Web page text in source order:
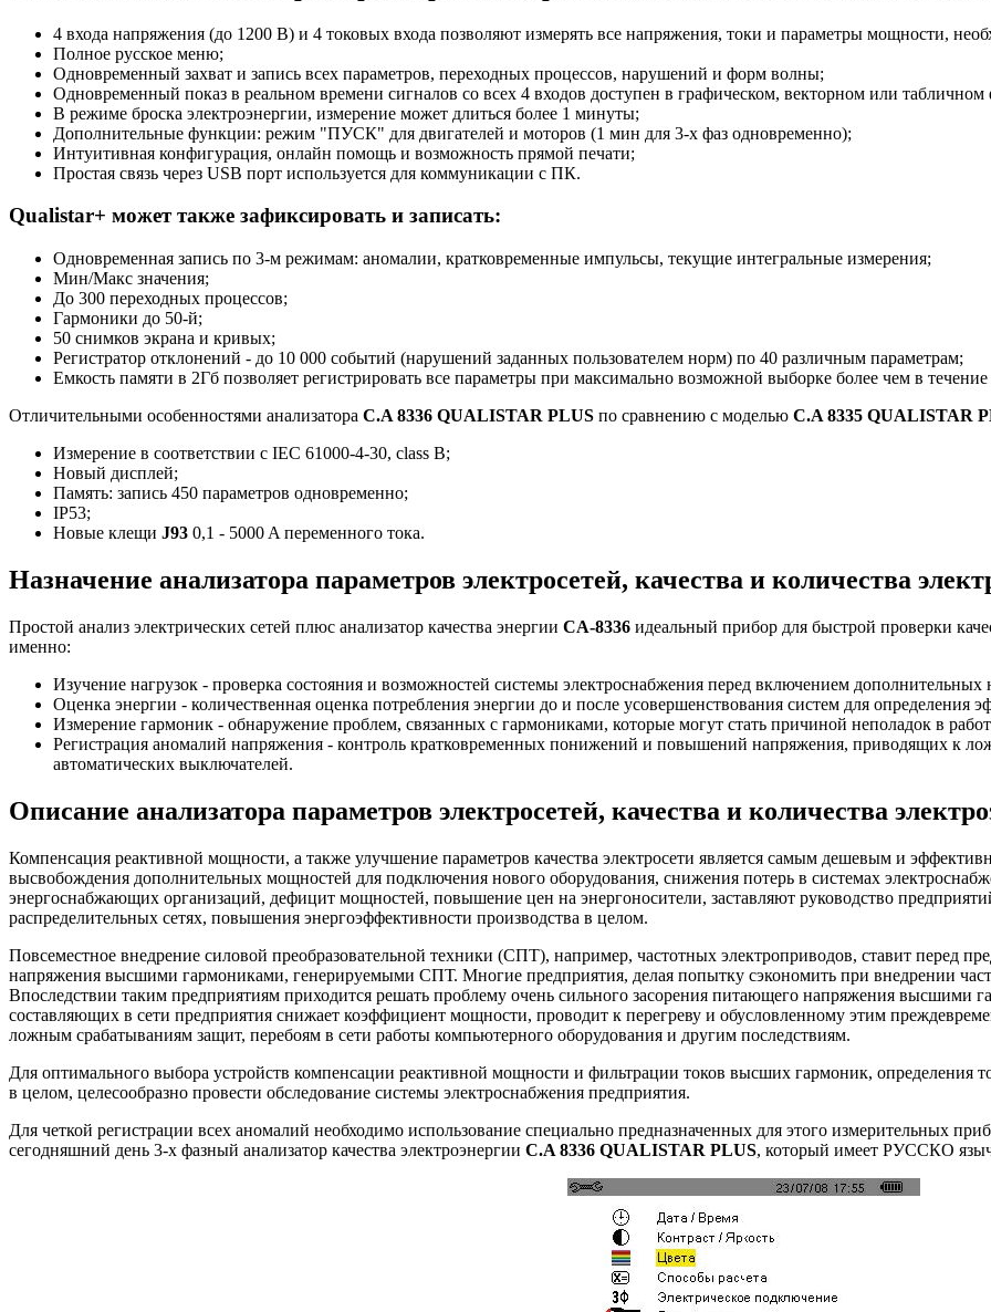
4 входа напряжения (до 1200 В) и 4 токовых входа позволяют измерять все напряжения, токи и параметры мощности,
Полное русское меню;
Одновременный захват и запись всех параметров, переходных процессов, нарушений и форм волны;
Одновременный показ в реальном времени сигналов со всех 4 входов доступен в графическом, векторном или табличном
В режиме броска электроэнергии, измерение может длиться более 1 минуты;
Дополнительные функции: режим "ПУСК" для двигателей и моторов (1 мин для 3-х фаз одновременно);
Интуитивная конфигурация, онлайн помощь и возможность прямой печати;
Простая связь через USB порт используется для коммуникации с ПК.
Qualistar+ может также зафиксировать и записать:
Одновременная запись по 3-м режимам: аномалии, кратковременные импульсы, текущие интегральные измерения;
Мин/Макс значения;
До 300 переходных процессов;
Гармоники до 50-й;
50 снимков экрана и кривых;
Регистратор отклонений - до 10 000 событий (нарушений заданных пользователем норм) по 40 различным параметрам;
Емкость памяти в 2Гб позволяет регистрировать все параметры при максимально возможной выборке более чем в течение
Отличительными особенностями анализатора C.A 8336 QUALISTAR PLUS по сравнению с моделью C.A 8335 QUALISTAR
Измерение в соответствии с IEC 61000-4-30, class B;
Новый дисплей;
Память: запись 450 параметров одновременно;
IP53;
Новые клещи J93 0,1 - 5000 A переменного тока.
Назначение анализатора параметров электросетей, качества и количества
Простой анализ электрических сетей плюс анализатор качества энергии CA-8336 идеальный прибор для быстрой проверки
именно:
Изучение нагрузок - проверка состояния и возможностей системы электроснабжения перед включением дополнительных
Оценка энергии - количественная оценка потребления энергии до и после усовершенствования систем для определения
Измерение гармоник - обнаружение проблем, связанных с гармониками, которые могут стать причиной неполадок в
Регистрация аномалий напряжения - контроль кратковременных понижений и повышений напряжения, приводящих к
автоматических выключателей.
Описание анализатора параметров электросетей, качества и количества
Компенсация реактивной мощности, а также улучшение параметров качества электросети является самым дешевым и
высвобождения дополнительных мощностей для подключения нового оборудования, снижения потерь в системах
энергоснабжающих организаций, дефицит мощностей, повышение цен на энергоносители, заставляют руководство
распределительных сетях, повышения энергоэффективности производства в целом.
Повсеместное внедрение силовой преобразовательной техники (СПТ), например, частотных электроприводов, ставит перед
напряжения высшими гармониками, генерируемыми СПТ. Многие предприятия, делая попытку сэкономить при внедрении
Впоследствии таким предприятиям приходится решать проблему очень сильного засорения питающего напряжения
составляющих в сети предприятия снижает коэффициент мощности, проводит к перегреву и обусловленному этим
ложным срабатываниям защит, перебоям в сети работы компьютерного оборудования и другим последствиям.
Для оптимального выбора устройств компенсации реактивной мощности и фильтрации токов высших гармоник, определения
в целом, целесообразно провести обследование системы электроснабжения предприятия.
Для четкой регистрации всех аномалий необходимо использование специально предназначенных для этого измерительных
сегодняшний день 3-х фазный анализатор качества электроэнергии C.A 8336 QUALISTAR PLUS, который имеет РУССКО